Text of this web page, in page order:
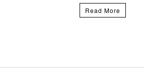
Read More